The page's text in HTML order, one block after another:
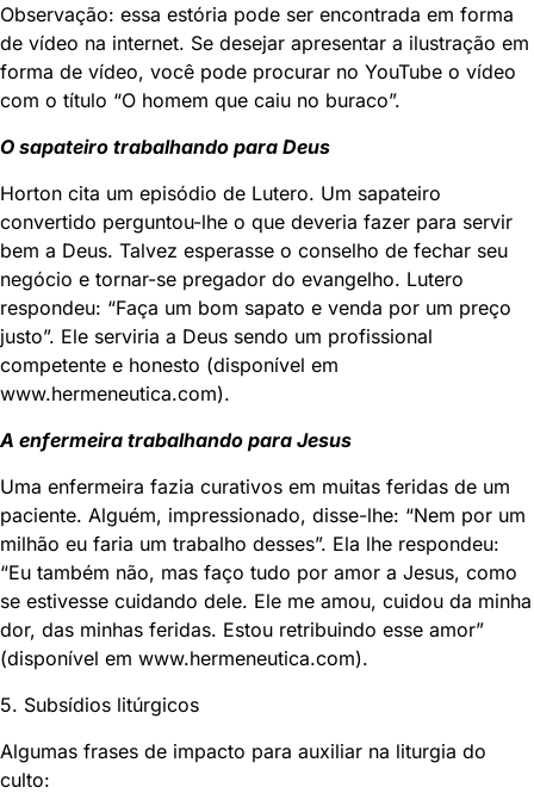
Observação: essa estória pode ser encontrada em forma
de vídeo na internet. Se desejar apresentar a ilustração em
forma de vídeo, você pode procurar no YouTube o vídeo
com o título “O homem que caiu no buraco”.
O sapateiro trabalhando para Deus
Horton cita um episódio de Lutero. Um sapateiro
convertido perguntou-lhe o que deveria fazer para servir
bem a Deus. Talvez esperasse o conselho de fechar seu
negócio e tornar-se pregador do evangelho. Lutero
respondeu: “Faça um bom sapato e venda por um preço
justo”. Ele serviria a Deus sendo um profissional
competente e honesto (disponível em
www.hermeneutica.com).
A enfermeira trabalhando para Jesus
Uma enfermeira fazia curativos em muitas feridas de um
paciente. Alguém, impressionado, disse-lhe: “Nem por um
milhão eu faria um trabalho desses”. Ela lhe respondeu:
“Eu também não, mas faço tudo por amor a Jesus, como
se estivesse cuidando dele. Ele me amou, cuidou da minha
dor, das minhas feridas. Estou retribuindo esse amor”
(disponível em www.hermeneutica.com).
5. Subsídios litúrgicos
Algumas frases de impacto para auxiliar na liturgia do
culto: